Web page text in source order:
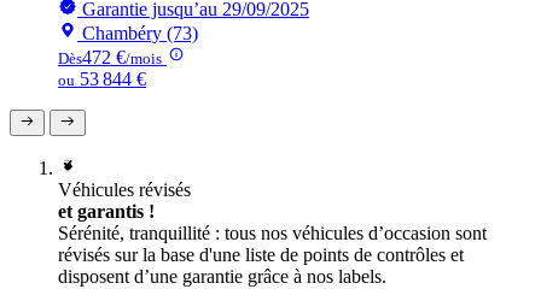
Garantie jusqu’au 29/09/2025
Chambéry (73)
Dès472 €/mois
ou 53 844 €
Véhicules révisés
et garantis !
Sérénité, tranquillité : tous nos véhicules d’occasion sont
révisés sur la base d'une liste de points de contrôles et
disposent d’une garantie grâce à nos labels.